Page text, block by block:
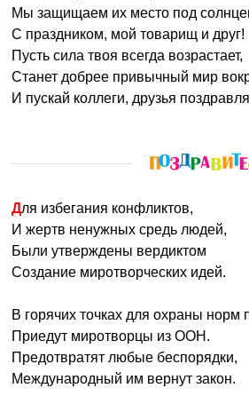
Мы защищаем их место под
С праздником, мой товарищ и друг!
Пусть сила твоя всегда возрастает,
Станет добрее привычный мир
И пускай коллеги, друзья
Для избегания конфликтов,
И жертв ненужных средь людей,
Были утверждены вердиктом
Создание миротворческих идей.
В горячих точках для охраны норм
Приедут миротворцы из ООН.
Предотвратят любые беспорядки,
Международный им вернут закон.